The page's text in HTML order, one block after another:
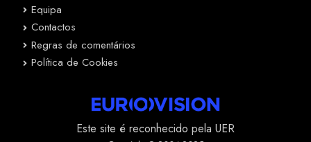
Equipa
Contactos
Regras de comentários
Política de Cookies
Este site é reconhecido pela UER